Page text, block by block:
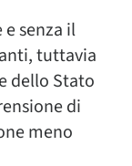
senza il
tuttavia
dello Stato
di
meno